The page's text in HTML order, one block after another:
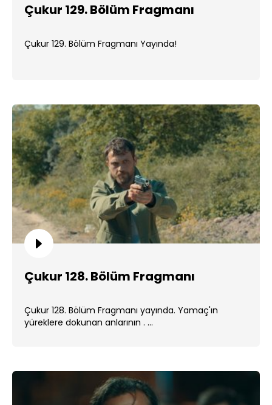
Çukur 129. Bölüm Fragmanı
Çukur 129. Bölüm Fragmanı Yayında!
Çukur 128. Bölüm Fragmanı
Çukur 128. Bölüm Fragmanı yayında. Yamaç'ın
yüreklere dokunan anlarının . ...